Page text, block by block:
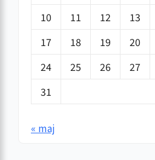
10
11 12 13
17
18 19 20
24
25 26 27
31
« maj